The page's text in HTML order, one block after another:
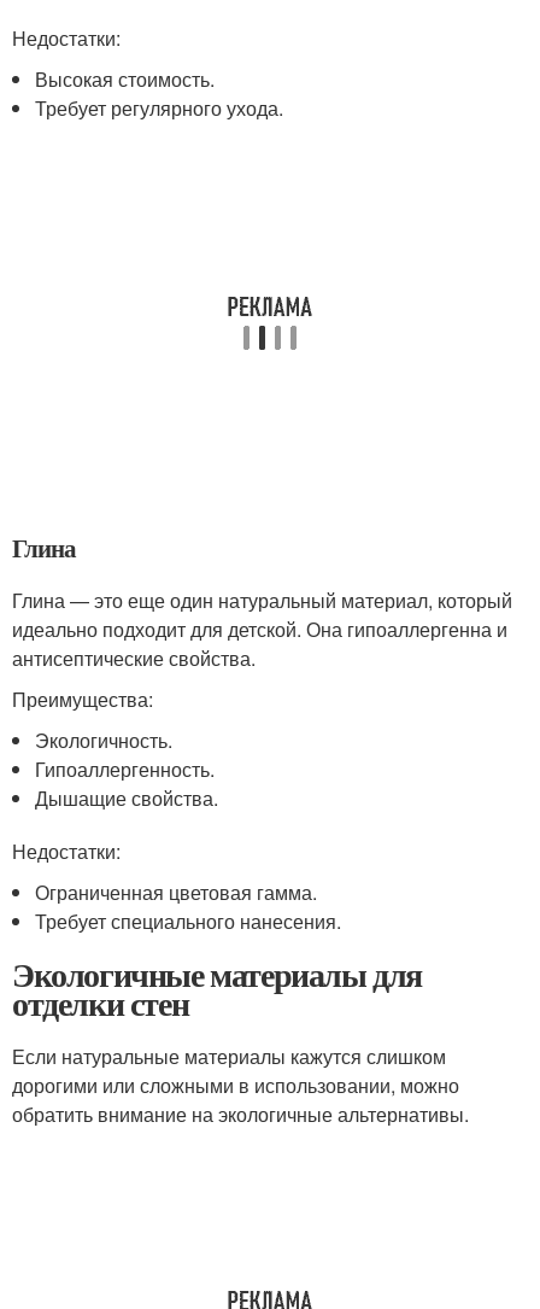
Недостатки:
Высокая стоимость.
Требует регулярного ухода.
Глина
Глина — это еще один натуральный материал, который
идеально подходит для детской. Она гипоаллергенна и
антисептические свойства.
Преимущества:
Экологичность.
Гипоаллергенность.
Дышащие свойства.
Недостатки:
Ограниченная цветовая гамма.
Требует специального нанесения.
Экологичные материалы для
отделки стен
Если натуральные материалы кажутся слишком
дорогими или сложными в использовании, можно
обратить внимание на экологичные альтернативы.